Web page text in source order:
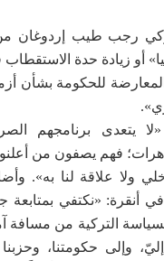
رجب طيب إردوغان من
أو زيادة حدة الاستقطاب
للحكومة بشأن
يتعدى برنامجهم
فهم يصفون من
ولا علاقة لنا به».
أنقرة: «نكتفي بمتابعة
التركية من مسافة
وإلى حكومتنا، وحزبنا